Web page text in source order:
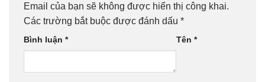
Email của bạn sẽ không được hiển thị công khai.
Các trường bắt buộc được đánh dấu *
Bình luận * Tên *